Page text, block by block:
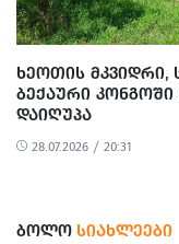
ᲮᲔᲝᲗᲘᲡ ᲛᲙᲕᲘᲓᲠᲘ,
ᲑᲔᲥᲐᲣᲠᲘ
ᲓᲐᲘᲦᲣᲞᲐ
28.07.2026 / 20:31
ᲑᲝᲚᲝ ᲡᲘᲐᲮᲚᲔᲔᲑᲘ